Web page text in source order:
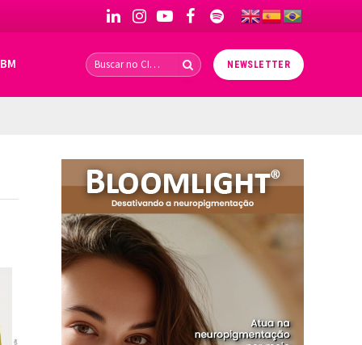
LinkedInInstagramYouTubeFacebookSpotify
NEWSLETTER